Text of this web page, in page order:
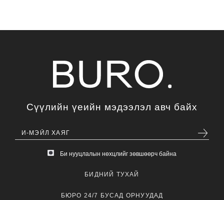
Сүүлийн үеийн мэдээлэл авч байх
Би нууцлалын нөхцлийг зөвшөөрч байна
БИДНИЙ ТУХАЙ
БЮРО 24/7 БУСАД ОРНУУДАД